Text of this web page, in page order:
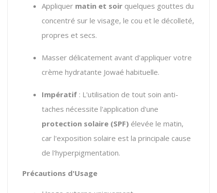
Appliquer matin et soir quelques gouttes du
concentré sur le visage, le cou et le décolleté,
propres et secs.
Masser délicatement avant d'appliquer votre
crème hydratante Jowaé habituelle.
Impératif : L'utilisation de tout soin anti-
taches nécessite l'application d'une
protection solaire (SPF) élevée le matin,
car l'exposition solaire est la principale cause
de l'hyperpigmentation.
Précautions d'Usage